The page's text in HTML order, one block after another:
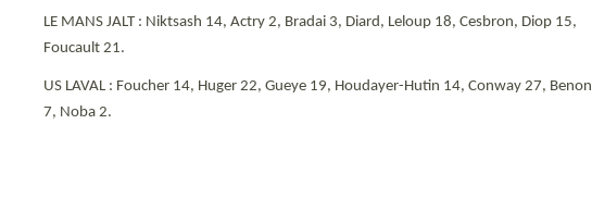
LE MANS JALT : Niktsash 14, Actry 2, Bradai 3, Diard, Leloup 18, Cesbron, Diop 15,
Foucault 21.
US LAVAL : Foucher 14, Huger 22, Gueye 19, Houdayer-Hutin 14, Conway 27, Benon
7, Noba 2.